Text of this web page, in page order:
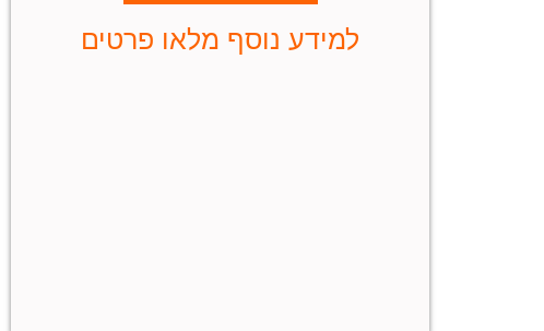
למידע נוסף מלאו פרטים